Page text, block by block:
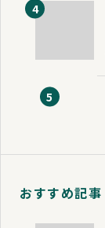
おすすめ記事